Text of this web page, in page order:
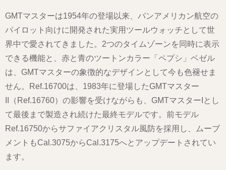
GMTマスターは1954年の登場以来、パンアメリカン航空の
パイロット向けに開発された実用ツールウォッチとして世
界中で愛されてきました。2つのタイムゾーンを同時に表示
できる機能と、赤と青のツートンカラー「ペプシ」ベゼル
は、GMTマスターの象徴的なデザインとして今も色褪せま
せん。Ref.16700は、1983年に登場したGMTマスター
II（Ref.16760）の影響を受けながらも、GMTマスターIとし
て最後まで製造され続けた最終モデルです。前モデル
Ref.16750からサファイアクリスタル風防を採用し、ムーブ
メントもCal.3075からCal.3175へとアップデートされてい
ます。